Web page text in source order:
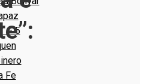
– 5
Fe